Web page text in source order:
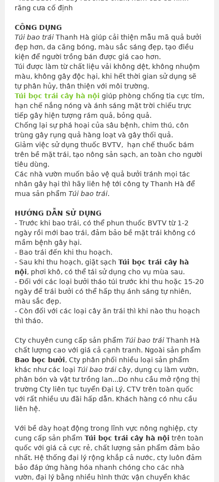
răng cưa cố định
CÔNG DỤNG
Túi bao trái Thanh Hà giúp cải thiện mẫu mã quả bưởi
đẹp hơn, da căng bóng, màu sắc sáng đẹp, tạo điều
kiện để người trồng bán được giá cao hơn.
Túi được làm từ chất liệu vải không dệt, không nhuộm
màu, không gây độc hại, khi hết thời gian sử dụng sẽ
tự phân hủy, thân thiện với môi trường.
Túi bọc trái cây hà nội giúp phòng chống tia cực tím,
hạn chế nắng nóng và ánh sáng mặt trời chiếu trực
tiếp gây hiện tượng rám quả, bỏng quả.
Chống lại sự phá hoại của sâu bệnh, chim thú, côn
trùng gây rụng quả hàng loạt và gây thối quả.
Giảm việc sử dụng thuốc BVTV,  hạn chế thuốc bám
trên bề mặt trái, tạo nông sản sạch, an toàn cho người
tiêu dùng.
Các nhà vườn muốn bảo vệ quả bưởi tránh mọi tác
nhân gây hại thì hãy liên hệ tới công ty Thanh Hà để
mua sản phẩm Túi bao trái.
HƯỚNG DẪN SỬ DỤNG
- Trước khi bao trái, có thể phun thuốc BVTV từ 1-2
ngày rồi mới bao trái, đảm bảo bề mặt trái không có
mầm bệnh gây hại.
- Bao trái đến khi thu hoạch.
- Sau khi thu hoạch, giặt sạch Túi bọc trái cây hà
nội, phơi khô, có thể tái sử dụng cho vụ mùa sau.
- Đối với các loại bưởi tháo túi trước khi thu hoặc 15-20
ngày để trái bưởi có thể hấp thụ ánh sáng tự nhiên,
màu sắc đẹp.
- Còn đối với các loại cây ăn trái thì khi nào thu hoạch
thì tháo.
Cty chuyên cung cấp sản phẩm Túi bao trái Thanh Hà
chất lượng cao với giá cả cạnh tranh. Ngoài sản phẩm
Bao bọc bưởi, Cty phân phối nhiều loại sản phẩm
khác như các loại Túi bao trái cây, dụng cụ làm vườn,
phân bón và vật tư trồng lan...Do nhu cầu mở rộng thị
trường Cty liên tục tuyển Đại Lý, CTV trên toàn quốc
với rất nhiều ưu đãi hấp dẫn. Khách hàng có nhu cầu
liên hệ.
Với bề dày hoạt động trong lĩnh vực nông nghiệp, cty
cung cấp sản phẩm Túi bọc trái cây hà nội trên toàn
quốc với giá cả cực rẻ, chất lượng sản phẩm đảm bảo
nhất. Hệ thống đại lý rộng khắp cả nước, cty luôn đảm
bảo đáp ứng hàng hóa nhanh chóng cho các nhà
vườn, đại lý bằng nhiều hình thức vận chuyển khác